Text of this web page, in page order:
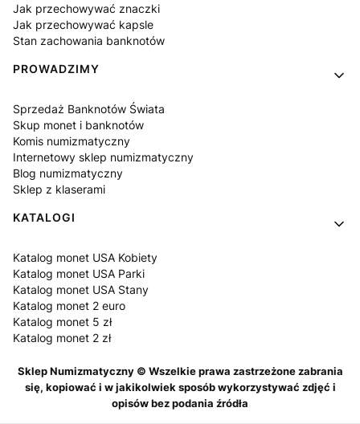
Jak przechowywać znaczki
Jak przechowywać kapsle
Stan zachowania banknotów
PROWADZIMY
Sprzedaż Banknotów Świata
Skup monet i banknotów
Komis numizmatyczny
Internetowy sklep numizmatyczny
Blog numizmatyczny
Sklep z klaserami
KATALOGI
Katalog monet USA Kobiety
Katalog monet USA Parki
Katalog monet USA Stany
Katalog monet 2 euro
Katalog monet 5 zł
Katalog monet 2 zł
Sklep Numizmatyczny © Wszelkie prawa zastrzeżone zabrania
się, kopiować i w jakikolwiek sposób wykorzystywać zdjęć i
opisów bez podania źródła